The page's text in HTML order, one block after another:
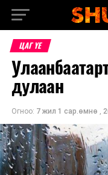
ЦАГ ҮЕ
дулаан
Огноо: 7 жил 1 сар.өмнө ,